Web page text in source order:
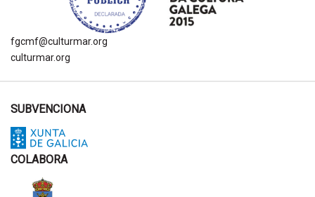
fgcmf@culturmar.org
culturmar.org
SUBVENCIONA
COLABORA